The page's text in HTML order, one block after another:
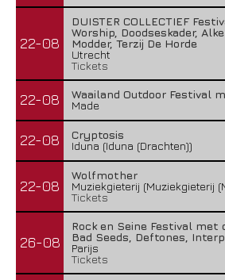
22-08
DUISTER COLLECTIEF
Worship, Doodseskader,
Modder, Terzij De Horde
Utrecht
Tickets
22-08
Waailand Outdoor Festival
Made
22-08
Cryptosis
Iduna (Iduna (Drachten))
22-08
Wolfmother
Muziekgieterij (Muziekgieterij
Tickets
26-08
Rock en Seine Festival met
Bad Seeds, Deftones,
Parijs
Tickets